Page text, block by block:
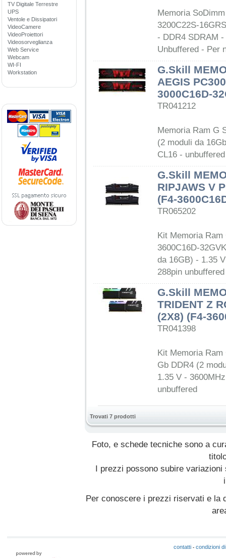
TV Digitale Terrestre
UPS
Ventole e Dissipatori
VideoCamere
VideoProiettori
Videosorveglianza
Web Service
Webcam
WI-FI
Workstation
Memoria
3200C22S-
- DDR4 SDRAM
Unbuffered - Per
G.Skill
AEGIS
3000C16D-
TR041212
Memoria Ram G
(2 moduli da
CL16 - unbuffered
G.Skill
RIPJAWS V
(F4-
TR065202
Kit Memoria
3600C16D-
da 16GB) - 1.35
288pin unbuffered
G.Skill
TRIDENT Z
(2X8) (F4-
TR041398
Kit Memoria
Gb DDR4 (2
1.35 V -
unbuffered
Trovati 7 prodotti
Foto, e schede tecniche sono a
I prezzi possono subire
Per conoscere i prezzi riservati e la
contatti- condizioni